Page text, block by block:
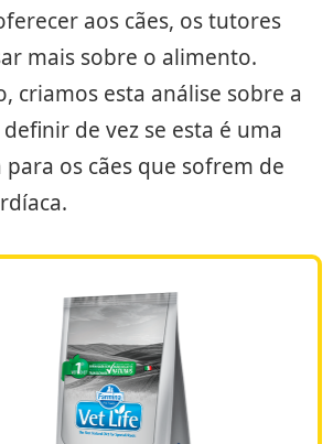
aos cães, os tutores
mais sobre o alimento.
criamos esta análise sobre a
de vez se esta é uma
os cães que sofrem de